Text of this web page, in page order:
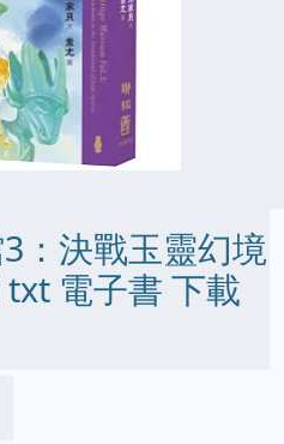
：決戰玉靈幻境
電子書 下載